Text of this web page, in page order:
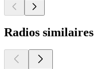
Radios similaires